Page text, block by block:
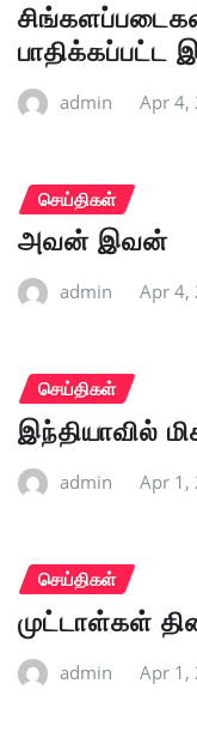
பாதிக்கப்பட்ட
admin Apr 4,
செய்திகள்
அவன் இவன்
admin Apr 4,
செய்திகள்
இந்தியாவில்
admin Apr 1,
செய்திகள்
முட்டாள்கள்
admin Apr 1,